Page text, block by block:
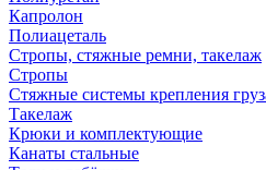
Капролон
Полиацеталь
Стропы, стяжные ремни, такелаж
Стропы
Стяжные системы крепления
Такелаж
Крюки и комплектующие
Канаты стальные